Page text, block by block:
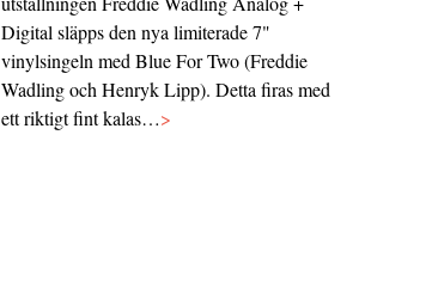
Digital släpps den nya limiterade 7"
vinylsingeln med Blue For Two (Freddie
Wadling och Henryk Lipp). Detta firas med
ett riktigt fint kalas…>